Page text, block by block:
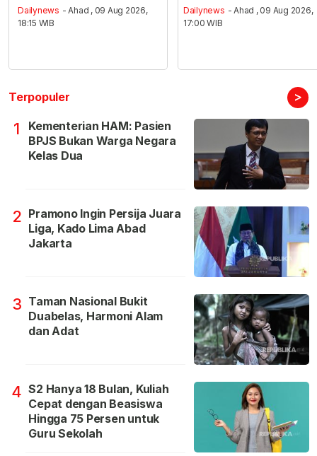
Dailynews - Ahad , 09 Aug 2026,
18:15 WIB
Dailynews - Ahad , 09 Aug 2026,
17:00 WIB
Terpopuler >
1
Kementerian HAM: Pasien
BPJS Bukan Warga Negara
Kelas Dua
2 Pramono Ingin Persija Juara
Liga, Kado Lima Abad
Jakarta
3 Taman Nasional Bukit
Duabelas, Harmoni Alam
dan Adat
4 S2 Hanya 18 Bulan, Kuliah
Cepat dengan Beasiswa
Hingga 75 Persen untuk
Guru Sekolah